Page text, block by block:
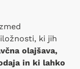
ki jih
olajšava,
in ki lahko